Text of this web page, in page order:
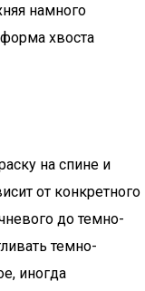
намного
хвоста
на спине и
от конкретного
до темно-
темно-
иногда